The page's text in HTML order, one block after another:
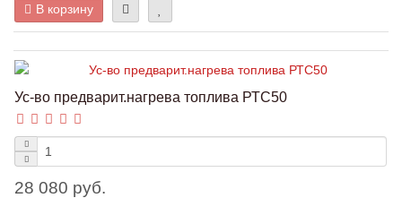
В корзину
Ус-во предварит.нагрева топлива РТС50
28 080 руб.